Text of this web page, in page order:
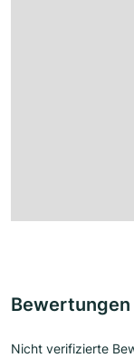
Bewertungen
Nicht verifizierte